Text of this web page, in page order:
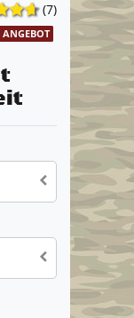
(7)
ANGEBOT